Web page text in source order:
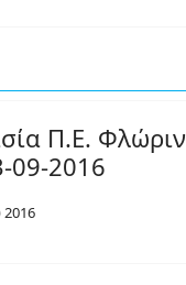
Π.Ε.
09-2016
2016